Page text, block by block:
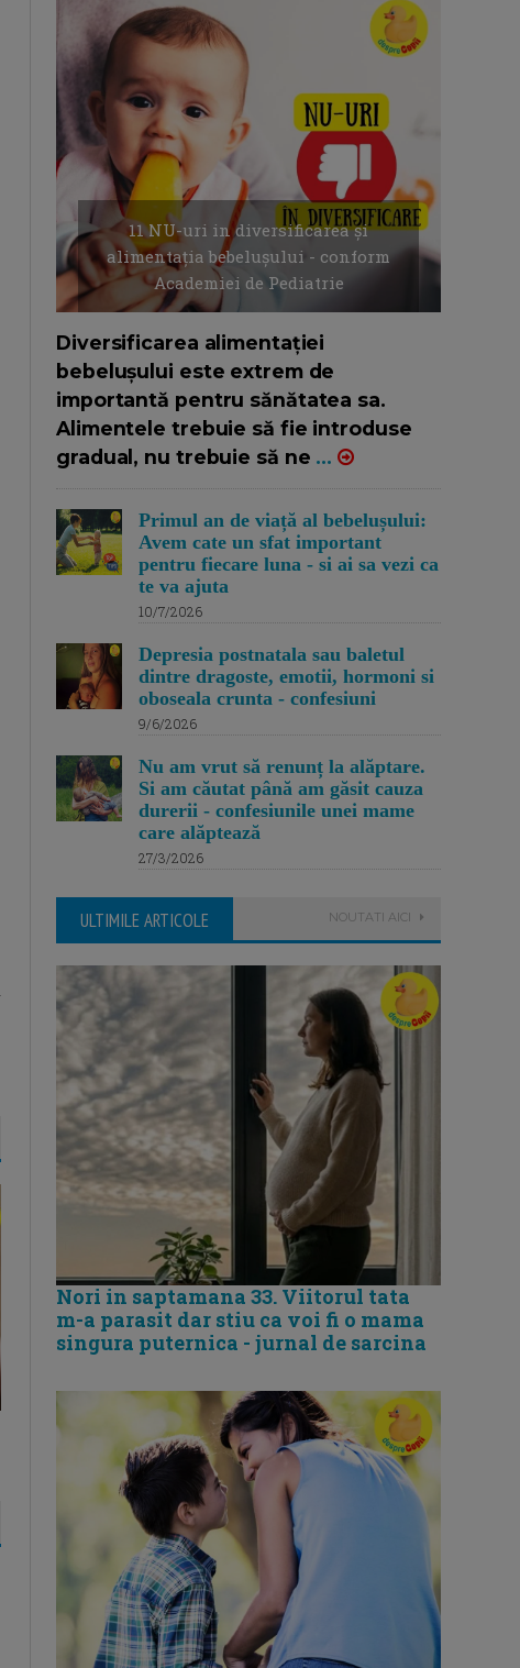
11 NU-uri in diversificarea și
alimentația bebelușului - conform
Academiei de Pediatrie
Diversificarea alimentației
bebelușului este extrem de
importantă pentru sănătatea sa.
Alimentele trebuie să fie introduse
gradual, nu trebuie să ne ...
Primul an de viață al bebelușului:
Avem cate un sfat important
pentru fiecare luna - si ai sa vezi ca
te va ajuta
10/7/2026
Depresia postnatala sau baletul
dintre dragoste, emotii, hormoni si
oboseala crunta - confesiuni
9/6/2026
Nu am vrut să renunț la alăptare.
Si am căutat până am găsit cauza
durerii - confesiunile unei mame
care alăptează
27/3/2026
ULTIMILE ARTICOLE NOUTATI AICI
Nori in saptamana 33. Viitorul tata
m-a parasit dar stiu ca voi fi o mama
singura puternica - jurnal de sarcina